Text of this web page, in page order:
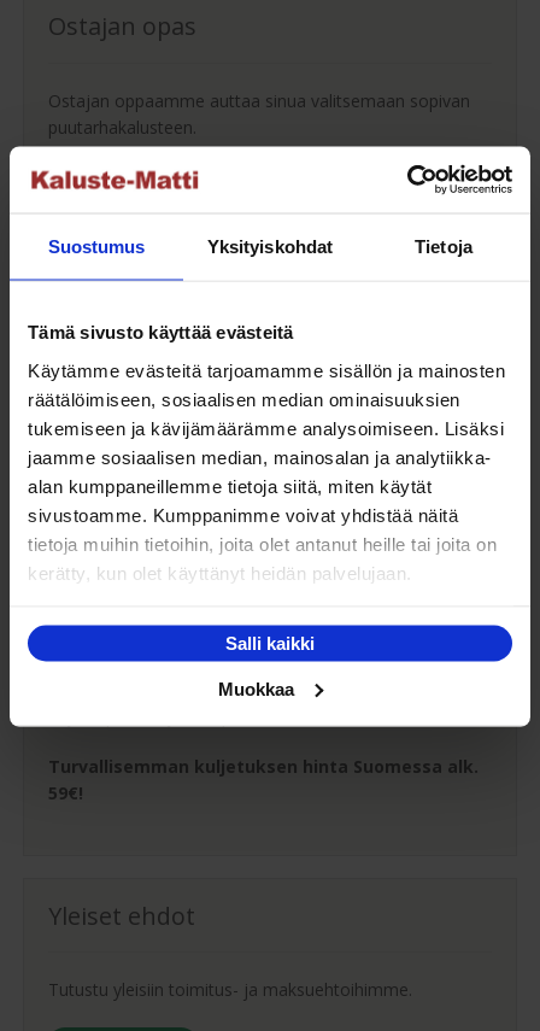
Suostumus Yksityiskohdat Tietoja
Tämä sivusto käyttää evästeitä
Käytämme evästeitä tarjoamamme sisällön ja mainosten
räätälöimiseen, sosiaalisen median ominaisuuksien
tukemiseen ja kävijämäärämme analysoimiseen. Lisäksi
jaamme sosiaalisen median, mainosalan ja analytiikka-
alan kumppaneillemme tietoja siitä, miten käytät
sivustoamme. Kumppanimme voivat yhdistää näitä
tietoja muihin tietoihin, joita olet antanut heille tai joita on
kerätty, kun olet käyttänyt heidän palvelujaan.
Salli kaikki
Muokkaa
Ostajan opas
Ostajan oppaamme auttaa sinua valitsemaan sopivan
puutarhakalusteen.
Ostajan opas
Saat maksuaikaa ostoksillesi jopa 30 päivää tai erissä
osamaksulla 3-36kk.
Maksutavat
Oma turvallinen kuljetus
Kaluste-Matin oma kuljetus on turvallinen tapa
tuotteiden toimitukseen. Saat varmemmin tuotteet
Turvallisemman kuljetuksen hinta Suomessa alk.
59€!
Yleiset ehdot
Tutustu yleisiin toimitus- ja maksuehtoihimme.